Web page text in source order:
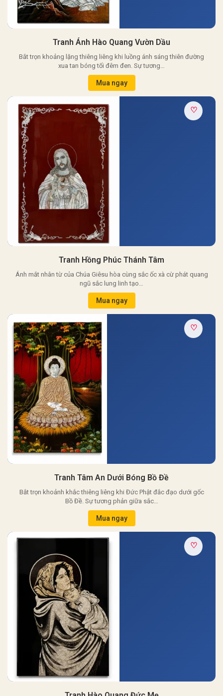
Tranh Ánh Hào Quang Vườn Dầu
Bắt trọn khoảng lặng thiêng liêng khi luồng ánh sáng thiên đường
xua tan bóng tối đêm đen. Sự tương…
Mua ngay
♡
Tranh Hồng Phúc Thánh Tâm
Ánh mắt nhân từ của Chúa Giêsu hòa cùng sắc ốc xà cừ phát quang
ngũ sắc lung linh tạo…
Mua ngay
♡
Tranh Tâm An Dưới Bóng Bồ Đề
Bắt trọn khoảnh khắc thiêng liêng khi Đức Phật đắc đạo dưới gốc
Bồ Đề. Sự tương phản giữa sắc…
Mua ngay
♡